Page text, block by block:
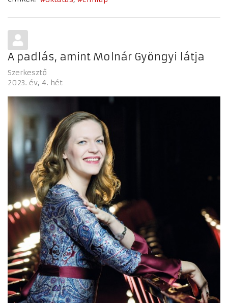
A padlás, amint Molnár Gyöngyi látja
Szerkesztő
2023. év 4. hét